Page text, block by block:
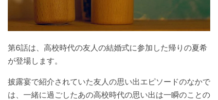
第6話は、高校時代の友人の結婚式に参加した帰りの夏希
が登場します。
披露宴で紹介されていた友人の思い出エピソードのなかで
は、一緒に過ごしたあの高校時代の思い出は一瞬のことの